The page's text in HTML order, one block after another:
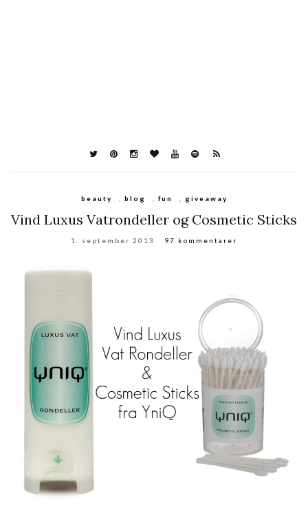
beauty , blog , fun , giveaway
Vind Luxus Vatrondeller og Cosmetic Sticks
1. september 2013 97 kommentarer